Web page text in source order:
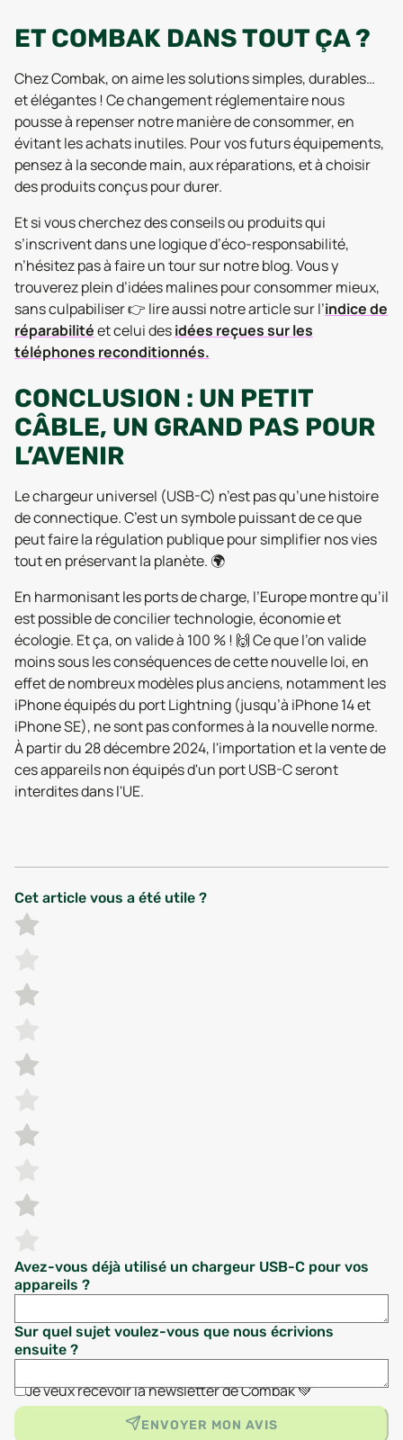
ET COMBAK DANS TOUT ÇA ?
Chez Combak, on aime les solutions simples, durables…
et élégantes ! Ce changement réglementaire nous
pousse à repenser notre manière de consommer, en
évitant les achats inutiles. Pour vos futurs équipements,
pensez à la seconde main, aux réparations, et à choisir
des produits conçus pour durer.
Et si vous cherchez des conseils ou produits qui
s’inscrivent dans une logique d’éco-responsabilité,
n’hésitez pas à faire un tour sur notre blog. Vous y
trouverez plein d’idées malines pour consommer mieux,
sans culpabiliser 👉 lire aussi notre article sur l’indice de
réparabilitéet celui desidées reçues sur les
téléphones reconditionnés.
CONCLUSION : UN PETIT
CÂBLE, UN GRAND PAS POUR
L’AVENIR
Le chargeur universel (USB-C) n’est pas qu’une histoire
de connectique. C’est un symbole puissant de ce que
peut faire la régulation publique pour simplifier nos vies
tout en préservant la planète. 🌍
En harmonisant les ports de charge, l’Europe montre qu’il
est possible de concilier technologie, économie et
écologie. Et ça, on valide à 100 % ! 🙌 Ce que l’on valide
moins sous les conséquences de cette nouvelle loi, en
effet de nombreux modèles plus anciens, notamment les
iPhone équipés du port Lightning (jusqu’à iPhone 14 et
iPhone SE), ne sont pas conformes à la nouvelle norme.
À partir du 28 décembre 2024, l'importation et la vente de
ces appareils non équipés d'un port USB-C seront
interdites dans l'UE.
Cet article vous a été utile ?
Avez-vous déjà utilisé un chargeur USB-C pour vos
appareils ?
Sur quel sujet voulez-vous que nous écrivions
ensuite ?
Je veux recevoir la newsletter de Combak 💚
ENVOYER MON AVIS